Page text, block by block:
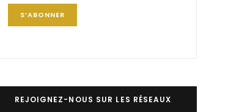
REJOIGNEZ-NOUS SUR LES RÉSEAUX